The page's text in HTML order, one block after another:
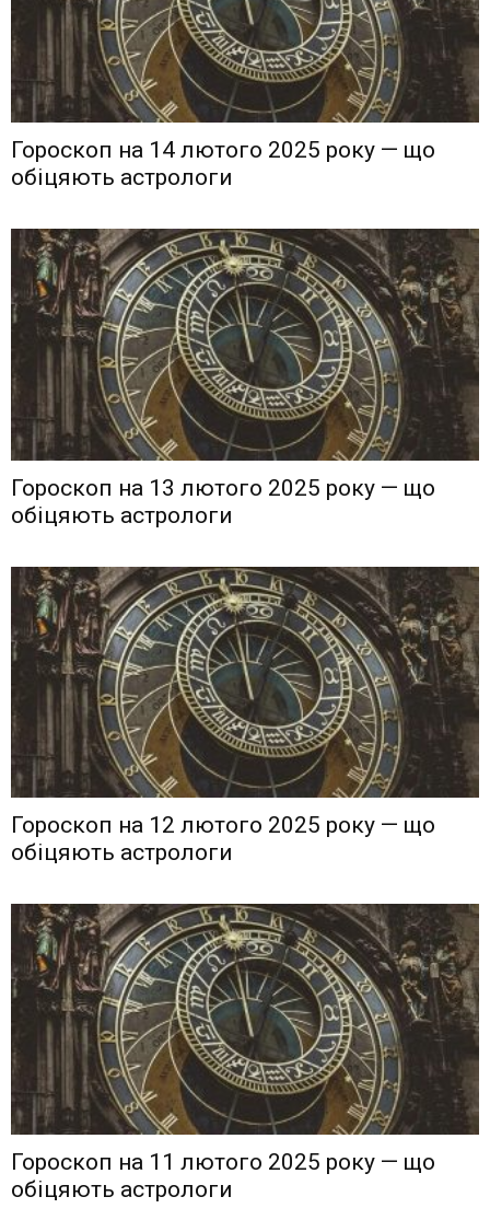
Гороскоп на 14 лютого 2025 року — що
обіцяють астрологи
Гороскоп на 13 лютого 2025 року — що
обіцяють астрологи
Гороскоп на 12 лютого 2025 року — що
обіцяють астрологи
Гороскоп на 11 лютого 2025 року — що
обіцяють астрологи